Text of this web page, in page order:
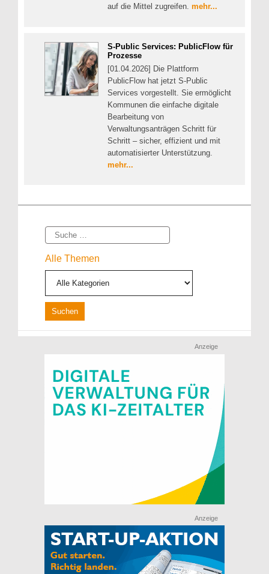
auf die Mittel zugreifen. mehr...
S-Public Services: PublicFlow für
Prozesse
[01.04.2026] Die Plattform
PublicFlow hat jetzt S-Public
Services vorgestellt. Sie ermöglicht
Kommunen die einfache digitale
Bearbeitung von
Verwaltungsanträgen Schritt für
Schritt – sicher, effizient und mit
automatisierter Unterstützung.
mehr...
Suche
Alle Themen
Anzeige
Anzeige